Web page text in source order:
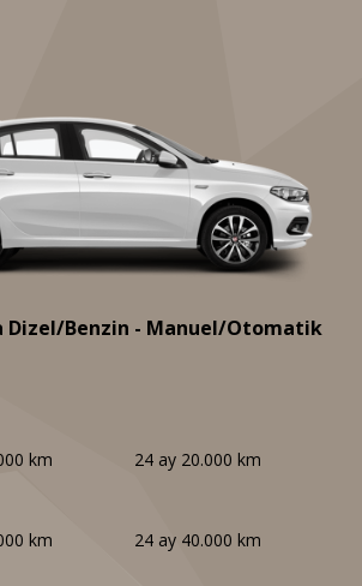
Dizel/Benzin - Manuel/Otomatik
km 24 ay 20.000 km
km 24 ay 40.000 km